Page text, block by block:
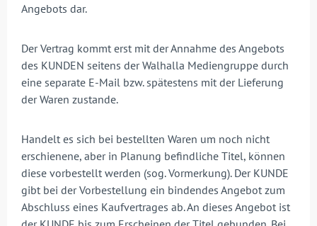
Angebots dar.
Der Vertrag kommt erst mit der Annahme des Angebots
des KUNDEN seitens der Walhalla Mediengruppe durch
eine separate E-Mail bzw. spätestens mit der Lieferung
der Waren zustande.
Handelt es sich bei bestellten Waren um noch nicht
erschienene, aber in Planung befindliche Titel, können
diese vorbestellt werden (sog. Vormerkung). Der KUNDE
gibt bei der Vorbestellung ein bindendes Angebot zum
Abschluss eines Kaufvertrages ab. An dieses Angebot ist